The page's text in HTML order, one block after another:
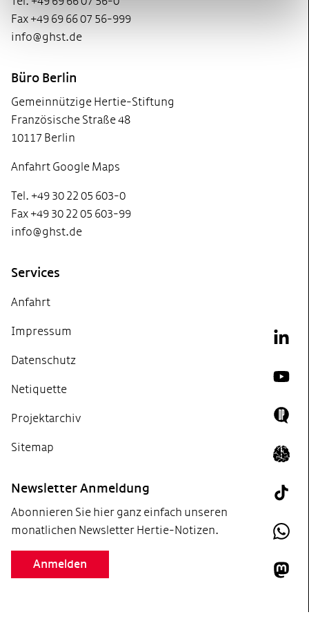
Fax +49 69 66 07 56-999
info@ghst.de
Büro Berlin
Gemeinnützige Hertie-Stiftung
Französische Straße 48
10117 Berlin
Anfahrt Google Maps
Tel. +49 30 22 05 603-0
Fax +49 30 22 05 603-99
info@ghst.de
Services
Anfahrt
Impressum
Datenschutz
Netiquette
Projektarchiv
Sitemap
Newsletter Anmeldung
Abonnieren Sie hier ganz einfach unseren
monatlichen Newsletter Hertie-Notizen.
Anmelden
Icon
Tik